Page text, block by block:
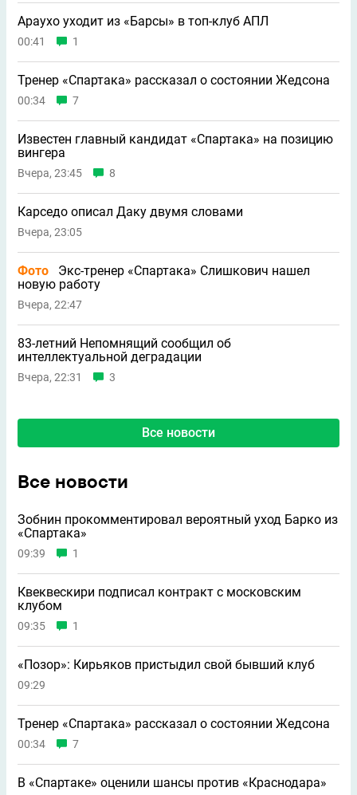
Араухо уходит из «Барсы» в топ-клуб АПЛ
00:41 1
Тренер «Спартака» рассказал о состоянии Жедсона
00:34 7
Известен главный кандидат «Спартака» на позицию
вингера
Вчера, 23:45 8
Карседо описал Даку двумя словами
Вчера, 23:05
Фото
Экс-тренер «Спартака» Слишкович нашел
новую работу
Вчера, 22:47
83-летний Непомнящий сообщил об
интеллектуальной деградации
Вчера, 22:31 3
Все новости
Все новости
Зобнин прокомментировал вероятный уход Барко из
«Спартака»
09:39 1
Квеквескири подписал контракт с московским
клубом
09:35 1
«Позор»: Кирьяков пристыдил свой бывший клуб
09:29
Тренер «Спартака» рассказал о состоянии Жедсона
00:34 7
В «Спартаке» оценили шансы против «Краснодара»